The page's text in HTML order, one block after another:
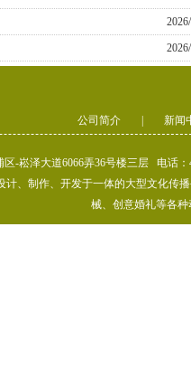
公司简介 新闻
区-崧泽大道6066弄36号楼三层 电话
、制作、开发于一体的大型文化传
械、创意婚礼等各